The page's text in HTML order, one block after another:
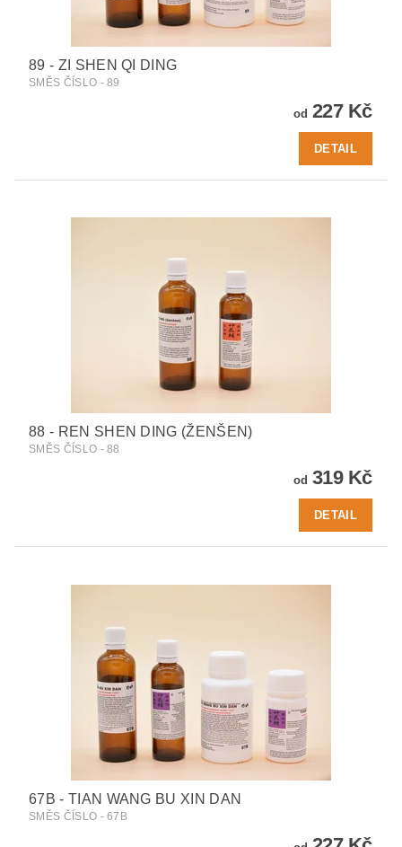
89 - ZI SHEN QI DING
SMĚS ČÍSLO - 89
od 227 Kč
DETAIL
88 - REN SHEN DING (ŽENŠEN)
SMĚS ČÍSLO - 88
od 319 Kč
DETAIL
67B - TIAN WANG BU XIN DAN
SMĚS ČÍSLO - 67B